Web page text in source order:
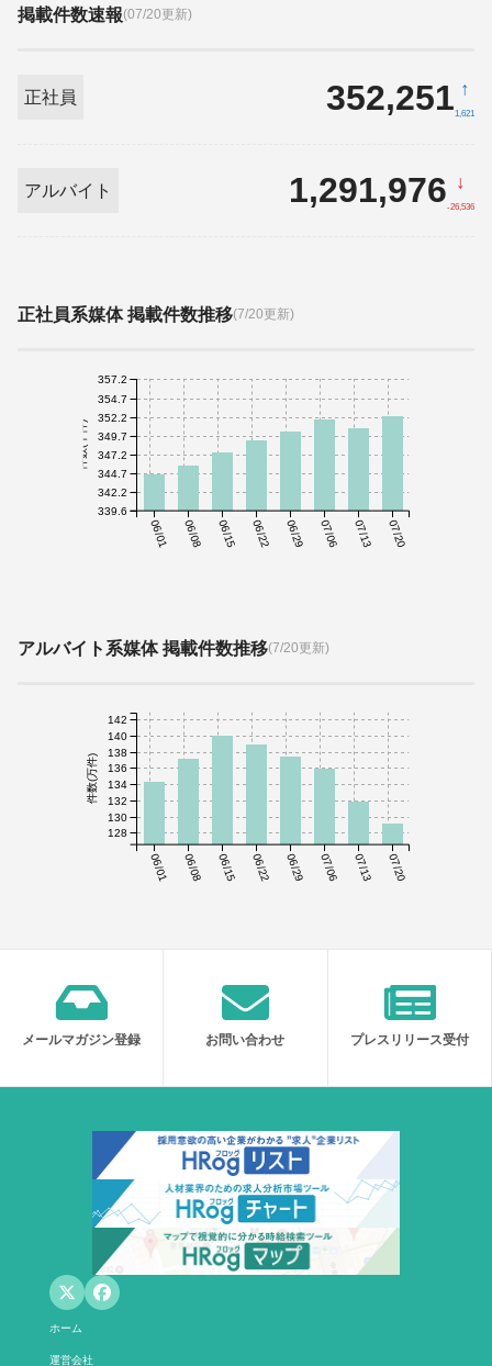
掲載件数速報(07/20更新)
正社員 352,251 ↑
1,621
アルバイト 1,291,976 ↓
-26,536
正社員系媒体 掲載件数推移(7/20更新)
06/01 06/08 06/15 06/22 06/29 07/06 07/13 07/20
件数(千件)
339.6
342.2
344.7
347.2
349.7
352.2
354.7
357.2
アルバイト系媒体 掲載件数推移(7/20更新)
06/01 06/08 06/15 06/22 06/29 07/06 07/13 07/20
件数(万件)
128
130
132
134
136
138
140
142
メールマガジン登録 お問い合わせ プレスリリース受付
ホーム
運営会社